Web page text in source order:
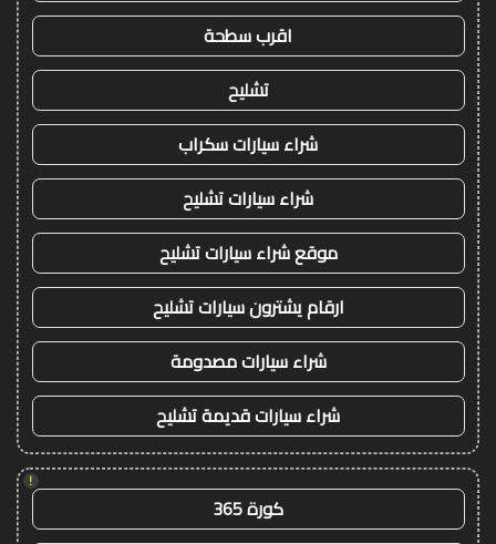
اقرب سطحة
تشليح
شراء سيارات سكراب
شراء سيارات تشليح
موقع شراء سيارات تشليح
ارقام يشترون سيارات تشليح
شراء سيارات مصدومة
شراء سيارات قديمة تشليح
!
كورة 365